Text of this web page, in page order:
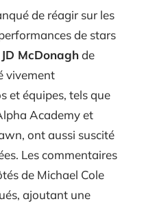
de réagir sur les
de stars
JD McDonaghde
vivement
et équipes, tels que
Academy et
ont aussi suscité
Les commentaires
de Michael Cole
ajoutant une